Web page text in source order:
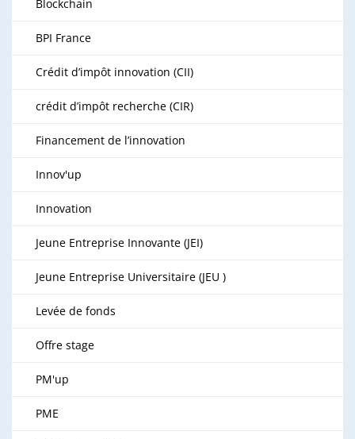
Blockchain
BPI France
Crédit d’impôt innovation (CII)
crédit d’impôt recherche (CIR)
Financement de l’innovation
Innov'up
Innovation
Jeune Entreprise Innovante (JEI)
Jeune Entreprise Universitaire (JEU )
Levée de fonds
Offre stage
PM'up
PME